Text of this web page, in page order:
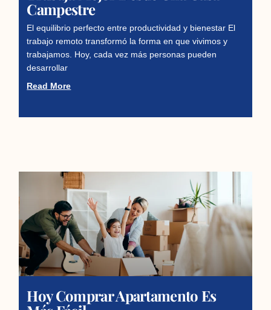
Campestre
El equilibrio perfecto entre productividad y bienestar El
trabajo remoto transformó la forma en que vivimos y
trabajamos. Hoy, cada vez más personas pueden
desarrollar
Read More
Hoy Comprar Apartamento Es